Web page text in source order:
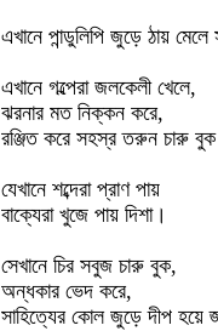
এখানে পান্ডুলিপি জুড়ে ঠায়
এখানে গল্পেরা জলকেলী খেলে,
ঝরনার মত নিক্কন করে,
রঞ্জিত করে সহস্র তরুন চারু
যেখানে শব্দেরা প্রাণ পায়
বাক্যেরা খুজে পায় দিশা।
সেখানে চির সবুজ চারু বুক,
অন্ধকার ভেদ করে,
সাহিত্যের কোল জুড়ে দীপ